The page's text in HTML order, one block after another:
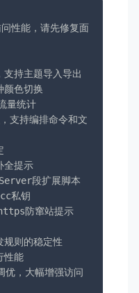
性能，请先修复面
支持主题导入导出
颜色切换
量统计
支持编排命令和文
全提示
段扩展脚本
私钥
防窜站提示
规则的稳定性
性能
优，大幅增强访问